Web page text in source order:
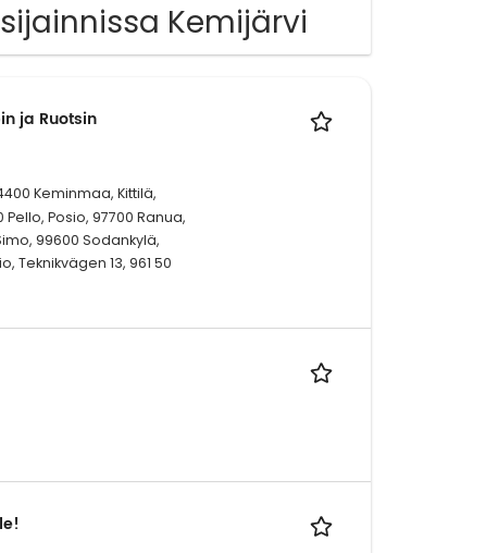
Kemijärvi
ja Ruotsin
Keminmaa, Kittilä,
Posio, 97700 Ranua,
99600 Sodankylä,
Teknikvägen 13, 961 50